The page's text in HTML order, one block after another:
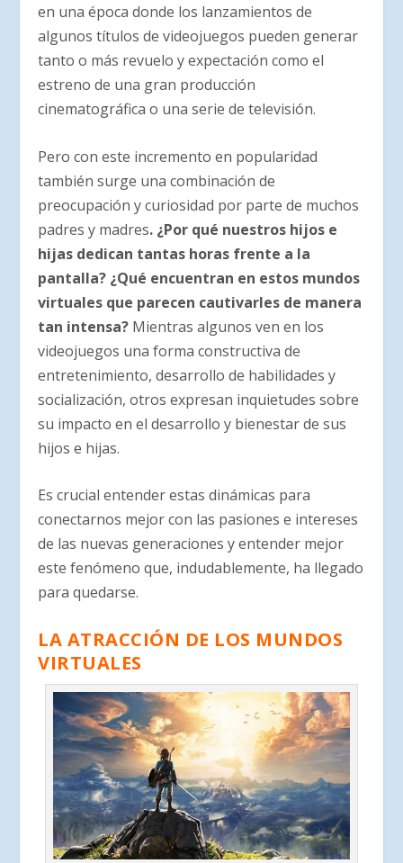
en una época donde los lanzamientos de
algunos títulos de videojuegos pueden generar
tanto o más revuelo y expectación como el
estreno de una gran producción
cinematográfica o una serie de televisión.
Pero con este incremento en popularidad
también surge una combinación de
preocupación y curiosidad por parte de muchos
padres y madres. ¿Por qué nuestros hijos e
hijas dedican tantas horas frente a la
pantalla? ¿Qué encuentran en estos mundos
virtuales que parecen cautivarles de manera
tan intensa? Mientras algunos ven en los
videojuegos una forma constructiva de
entretenimiento, desarrollo de habilidades y
socialización, otros expresan inquietudes sobre
su impacto en el desarrollo y bienestar de sus
hijos e hijas.
Es crucial entender estas dinámicas para
conectarnos mejor con las pasiones e intereses
de las nuevas generaciones y entender mejor
este fenómeno que, indudablemente, ha llegado
para quedarse.
LA ATRACCIÓN DE LOS MUNDOS
VIRTUALES